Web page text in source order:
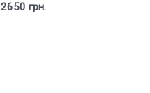
2650 грн.